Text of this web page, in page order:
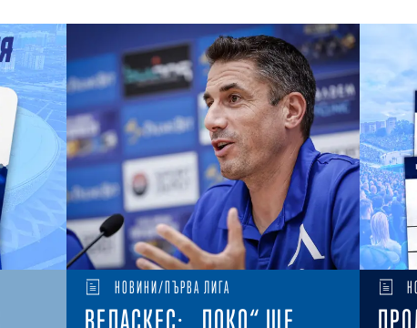
НОВИНИ/ПЪРВА ЛИГА
ВЕЛАСКЕС: „ЛОКО“ ЩЕ